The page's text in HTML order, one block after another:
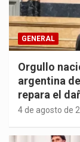
GENERAL
Orgullo
argentina
repara el
4 de agosto de